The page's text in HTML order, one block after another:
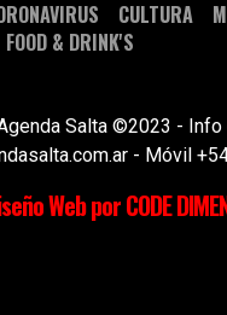
CULTURA
FOOD & DRINK'S
Salta ©2023 - Info
- Móvil
Web por CODE